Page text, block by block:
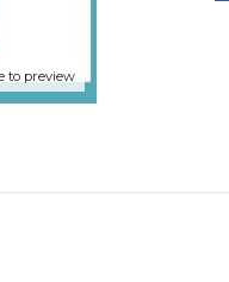
to preview